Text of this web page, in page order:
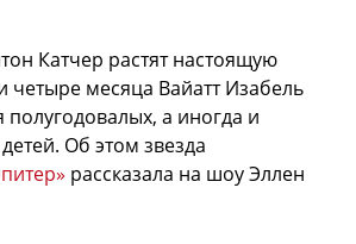
Катчер растят настоящую
четыре месяца Вайатт Изабель
полугодовалых, а иногда и
Об этом звезда
рассказала на шоу Эллен